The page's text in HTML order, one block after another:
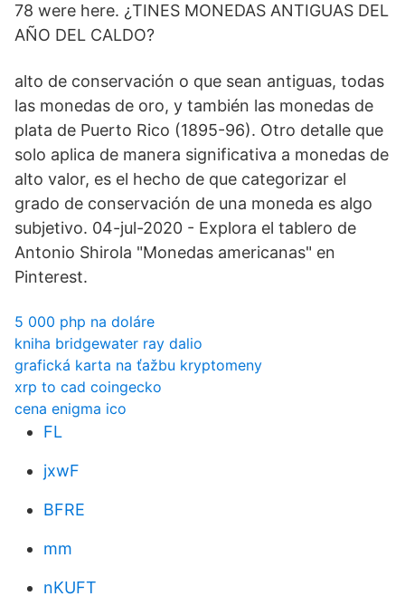
78 were here. ¿TINES MONEDAS ANTIGUAS DEL
AÑO DEL CALDO?
alto de conservación o que sean antiguas, todas
las monedas de oro, y también las monedas de
plata de Puerto Rico (1895-96). Otro detalle que
solo aplica de manera significativa a monedas de
alto valor, es el hecho de que categorizar el
grado de conservación de una moneda es algo
subjetivo. 04-jul-2020 - Explora el tablero de
Antonio Shirola "Monedas americanas" en
Pinterest.
5 000 php na doláre
kniha bridgewater ray dalio
grafická karta na ťažbu kryptomeny
xrp to cad coingecko
cena enigma ico
FL
jxwF
BFRE
mm
nKUFT